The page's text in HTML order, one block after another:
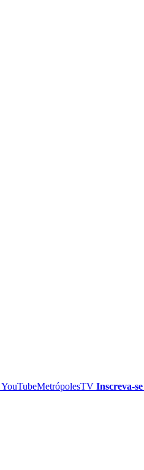
YouTubeMetrópolesTV Inscreva-se